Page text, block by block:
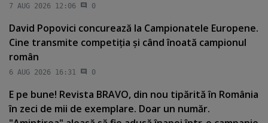
7 AUG 2026 12:06 0
David Popovici concurează la Campionatele Europene.
Cine transmite competiţia şi când înoată campionul
român
6 AUG 2026 16:31 0
E pe bune! Revista BRAVO, din nou tipărită în România
în zeci de mii de exemplare. Doar un număr.